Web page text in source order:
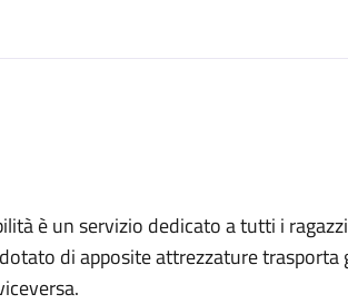
è un servizio dedicato a tutti i
di apposite attrezzature trasporta